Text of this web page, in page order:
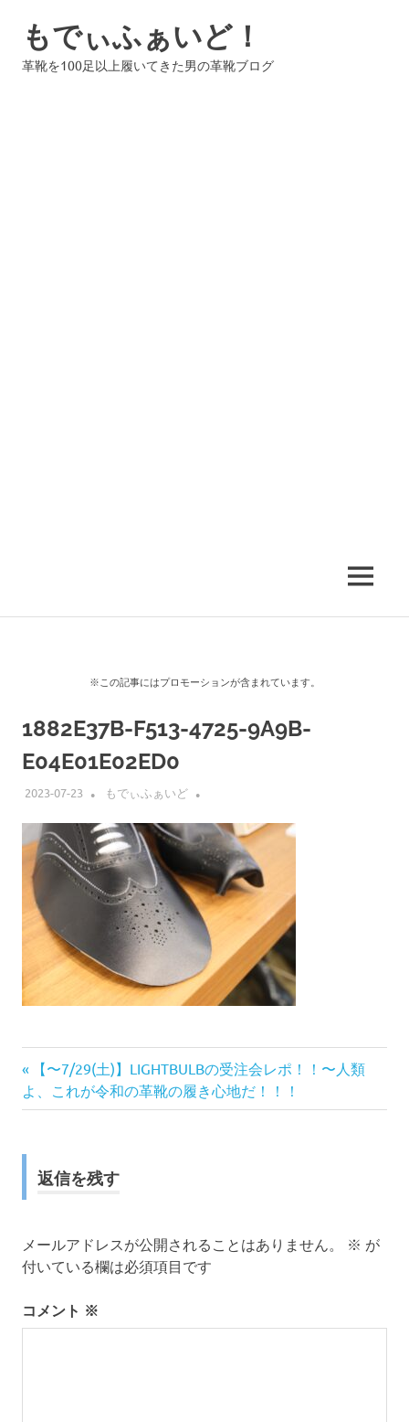
もでぃふぁいど！
革靴を100足以上履いてきた男の革靴ブログ
MENU
※この記事にはプロモーションが含まれています。
1882E37B-F513-4725-9A9B-
E04E01E02ED0
2023-07-23 もでぃふぁいど
投
稿
ナ
ビ
ー
シ
前
の
記
【〜7/29(土)】LIGHTBULBの受注会レポ！！〜人類
よ、これが令和の革靴の履き心地だ！！！
返信を残す
メールアドレスが公開されることはありません。 ※ が
付いている欄は必須項目です
コメント ※